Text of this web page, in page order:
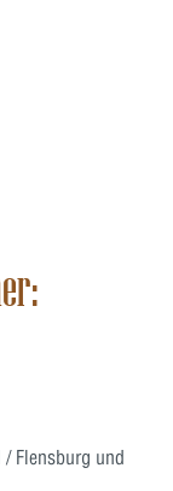
Flensburg und